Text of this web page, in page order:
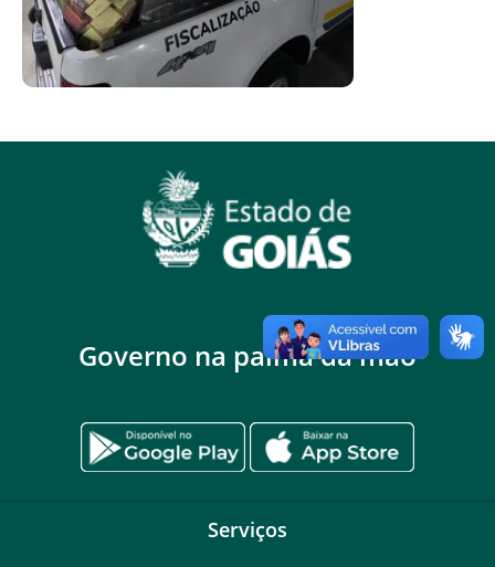
Governo na palma da mão
Serviços